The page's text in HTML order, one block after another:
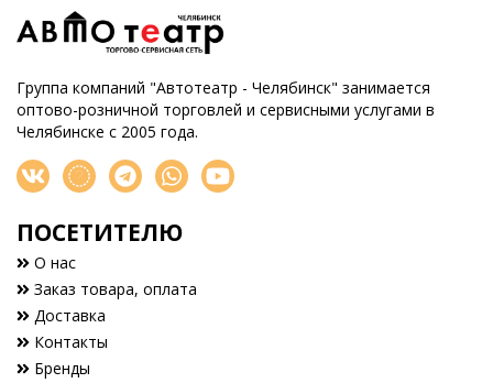
Группа компаний "Автотеатр - Челябинск" занимается
оптово-розничной торговлей и сервисными услугами в
Челябинске с 2005 года.
ПОСЕТИТЕЛЮ
О нас
Заказ товара, оплата
Доставка
Контакты
Бренды